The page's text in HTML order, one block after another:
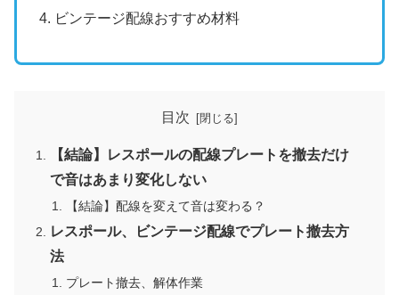
ビンテージ配線おすすめ材料
目次
【結論】レスポールの配線プレートを撤去だけ
で音はあまり変化しない
【結論】配線を変えて音は変わる？
レスポール、ビンテージ配線でプレート撤去方
法
プレート撤去、解体作業